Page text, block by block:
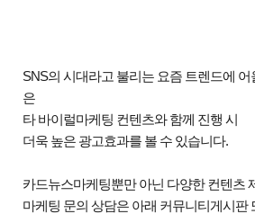
SNS의 시대라고 불리는 요즘 트렌드에
은
타 바이럴마케팅 컨텐츠와 함께 진행 시
더욱 높은 광고효과를 볼 수 있습니다.
카드뉴스마케팅뿐만 아닌 다양한 컨텐츠
마케팅 문의 상담은 아래 커뮤니티게시판